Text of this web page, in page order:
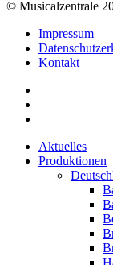
© Musicalzentrale
Impressum
Kontakt
Aktuelles
Produktionen